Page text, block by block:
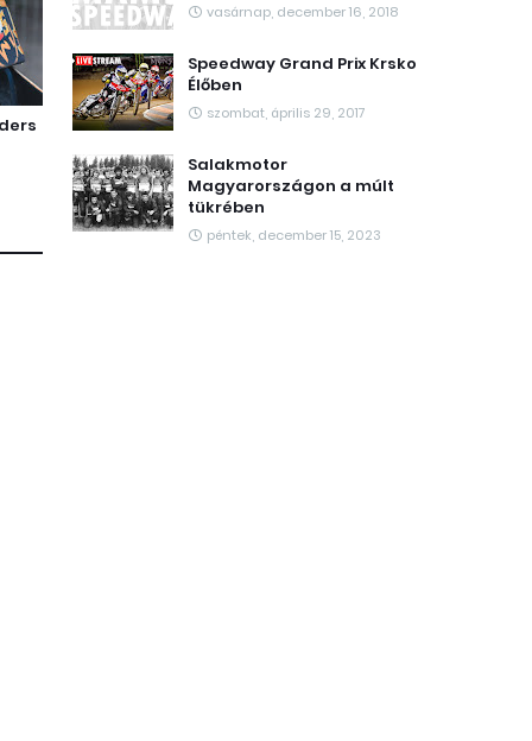
vasárnap, december 16, 2018
Speedway Grand Prix Krsko
Élőben
szombat, április 29, 2017
Salakmotor
Magyarországon a múlt
tükrében
péntek, december 15, 2023